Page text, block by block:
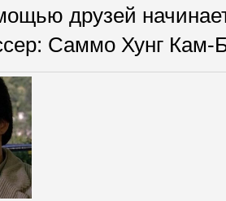
друзей
Саммо Хунг Кам-